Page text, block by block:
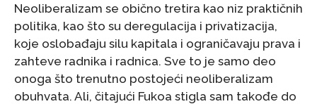
Neoliberalizam se obično tretira kao niz praktičnih
politika, kao što su deregulacija i privatizacija,
koje oslobađaju silu kapitala i ograničavaju prava i
zahteve radnika i radnica. Sve to je samo deo
onoga što trenutno postojeći neoliberalizam
obuhvata. Ali, čitajući Fukoa stigla sam takođe do